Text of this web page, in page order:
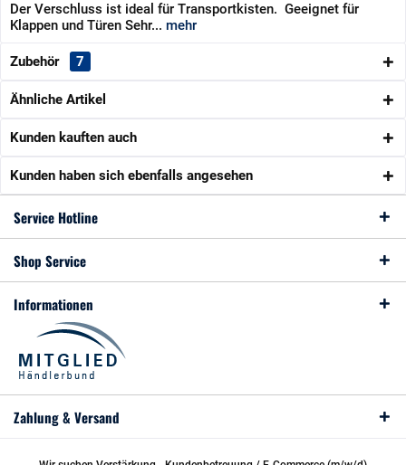
Der Verschluss ist ideal für Transportkisten. Geeignet für
Klappen und Türen Sehr... mehr
Zubehör 7
Ähnliche Artikel
Kunden kauften auch
Kunden haben sich ebenfalls angesehen
Service Hotline
Shop Service
Informationen
Zahlung & Versand